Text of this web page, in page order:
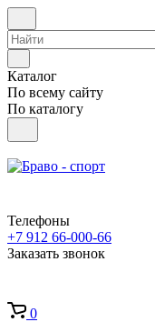
Каталог
По всему сайту
По каталогу
Телефоны
+7 912 66-000-66
Заказать звонок
0